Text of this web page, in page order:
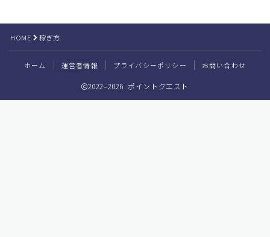
HOME 稼ぎ方
ホーム 運営者情報 プライバシーポリシー お問い合わせ
2022–2026 ポイントクエスト